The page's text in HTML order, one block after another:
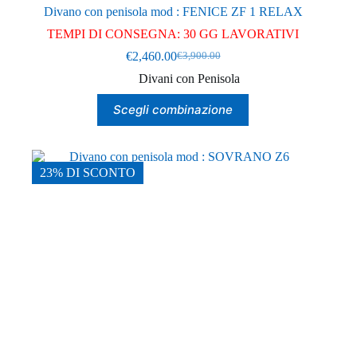
Divano con penisola mod : FENICE ZF 1 RELAX
TEMPI DI CONSEGNA: 30 GG LAVORATIVI
€3,900.00
Il
prezzo
era:
€3,900.00.
€2,460.00Il
prezzo
è:
€2,460.00.
Divani con Penisola
Scegli combinazione
prodotto
ha
varianti.
23% DI SCONTO